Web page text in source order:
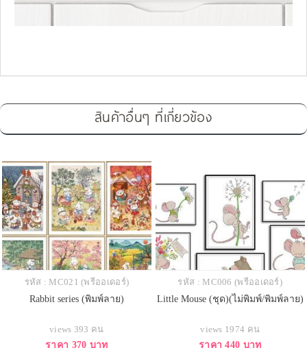
สินค้าอื่นๆ ที่เกี่ยวข้อง
รหัส : MC021 (พรีออเดอร์)
Rabbit series (พิมพ์ลาย)
views 393 คน
ราคา 370 บาท
รหัส : MC006 (พรีออเดอร์)
Little Mouse (ชุด)(ไม่พิมพ์/พิมพ์ลาย)
views 1974 คน
ราคา 440 บาท